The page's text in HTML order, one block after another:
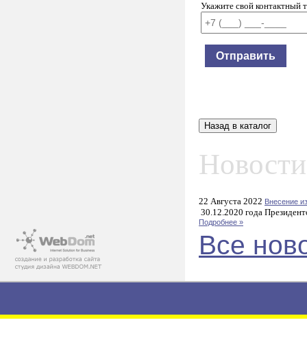
Укажите свой контактный
22 Августа 2022 Внесение
30.12.2020 года
Подробнее »
Все